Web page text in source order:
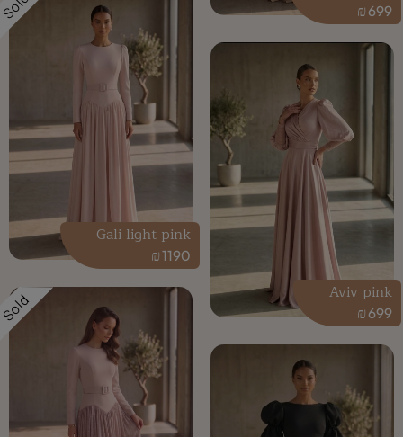
699
₪
699
₪
Aviv pink
1190
₪
Gali light pink
Sold